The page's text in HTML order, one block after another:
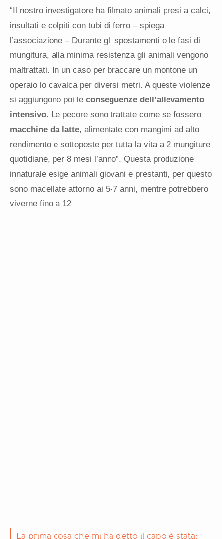
“Il nostro investigatore ha filmato animali presi a calci,
insultati e colpiti con tubi di ferro – spiega
l’associazione – Durante gli spostamenti o le fasi di
mungitura, alla minima resistenza gli animali vengono
maltrattati. In un caso per braccare un montone un
operaio lo cavalca per diversi metri. A queste violenze
si aggiungono poi le conseguenze dell’allevamento
intensivo. Le pecore sono trattate come se fossero
macchine da latte, alimentate con mangimi ad alto
rendimento e sottoposte per tutta la vita a 2 mungiture
quotidiane, per 8 mesi l’anno”. Questa produzione
innaturale esige animali giovani e prestanti, per questo
sono macellate attorno ai 5-7 anni, mentre potrebbero
viverne fino a 12
La prima cosa che mi ha detto il capo è stata: